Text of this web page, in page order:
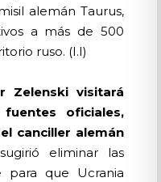
alemán Taurus,
a más de 500
ruso. (I.I)
Zelenski visitará
oficiales,
canciller alemán
eliminar las
para que Ucrania